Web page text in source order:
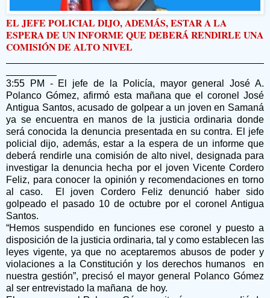
EL JEFE POLICIAL DIJO, ADEMÁS, ESTAR A LA
ESPERA DE UN INFORME QUE DEBERÁ RENDIRLE UNA
COMISIÓN DE ALTO NIVEL
3:55 PM - El jefe de la Policía, mayor general José A.
Polanco Gómez, afirmó esta mañana que el coronel José
Antigua Santos, acusado de golpear a un joven en Samaná
ya se encuentra en manos de la justicia ordinaria donde
será conocida la denuncia presentada en su contra. El jefe
policial dijo, además, estar a la espera de un informe que
deberá rendirle una comisión de alto nivel, designada para
investigar la denuncia hecha por el joven Vicente Cordero
Feliz, para conocer la opinión y recomendaciones en torno
al caso. El joven Cordero Feliz denunció haber sido
golpeado el pasado 10 de octubre por el coronel Antigua
Santos.
“Hemos suspendido en funciones ese coronel y puesto a
disposición de la justicia ordinaria, tal y como establecen las
leyes vigente, ya que no aceptaremos abusos de poder y
violaciones a la Constitución y los derechos humanos en
nuestra gestión”, precisó el mayor general Polanco Gómez
al ser entrevistado la mañana de hoy.